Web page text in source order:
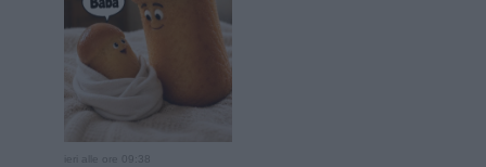
ieri alle ore 09:38